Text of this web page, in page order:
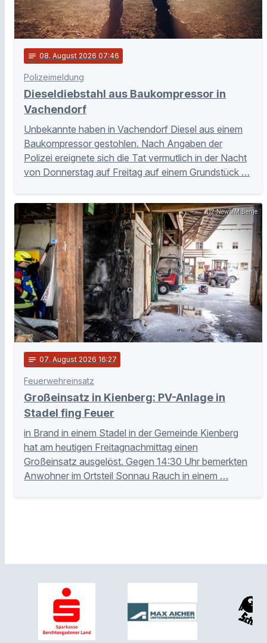
notes 08. August 2026 07:46
Polizeimeldung
Dieseldiebstahl aus Baukompressor in
Vachendorf
Unbekannte haben in Vachendorf Diesel aus einem
Baukompressor gestohlen. Nach Angaben der
Polizei ereignete sich die Tat vermutlich in der Nacht
von Donnerstag auf Freitag auf einem Grundstück …
112 News/M.Benje
notes 07. August 2026 16:27
Feuerwehreinsatz
Großeinsatz in Kienberg: PV-Anlage in
Stadel fing Feuer
in Brand in einem Stadel in der Gemeinde Kienberg
hat am heutigen Freitagnachmittag einen
Großeinsatz ausgelöst. Gegen 14:30 Uhr bemerkten
Anwohner im Ortsteil Sonnau Rauch in einem …